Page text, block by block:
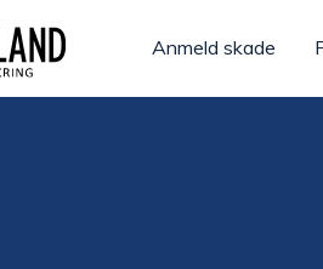
Anmeld skade